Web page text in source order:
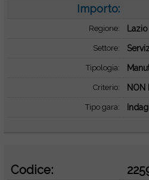
Importo:
Regione: Lazio
Settore:
Tipologia:
Criterio: NON
Tipo gara:
Codice: